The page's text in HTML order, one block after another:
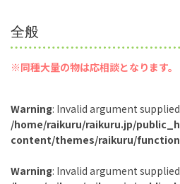
全般
※同種大量の物は応相談となります。
Warning: Invalid argument
/home/raikuru/raikuru.jp/
content/themes/raikuru/
Warning: Invalid argument